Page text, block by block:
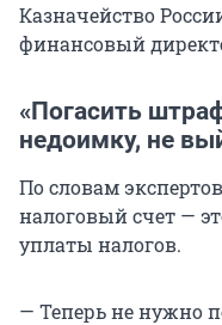
Казначейство
финансовый
«Погасить
недоимку, не
По словам
налоговый счет —
уплаты налогов.
— Теперь не нужно